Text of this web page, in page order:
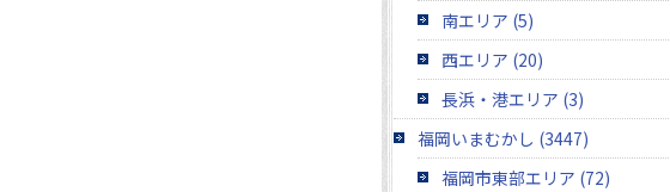
南エリア (5)
西エリア (20)
長浜・港エリア (3)
福岡いまむかし (3447)
福岡市東部エリア (72)